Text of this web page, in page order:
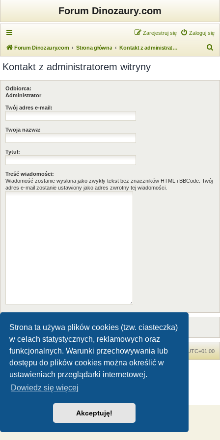
Strona ta używa plików cookies (tzw. ciasteczka)
w celach statystycznych, reklamowych oraz
funkcjonalnych. Warunki przechowywania lub
dostępu do plików cookies można określić w
ustawieniach przeglądarki internetowej.
Dowiedz się więcej
Akceptuję!
Forum Dinozaury.com
Zaloguj się
Zarejestruj się
Forum Dinozaury.com Strona główna Kontakt z administratorem witryny
k
Kontakt z administratorem witryny
Odbiorca:
Administrator
Twój adres e-mail:
Twoja nazwa:
Tytuł:
Treść wiadomości:
Wiadomość zostanie wysłana jako zwykły tekst bez znaczników HTML i BBCode. Twój
adres e-mail zostanie ustawiony jako adres zwrotny tej wiadomości.
Forum Dinozaury.com Strona główna Strefa czasowa UTC+01:00
Technologię dostarczaphpBB® Forum Software © phpBB Limited
Polski pakiet językowy dostarcza